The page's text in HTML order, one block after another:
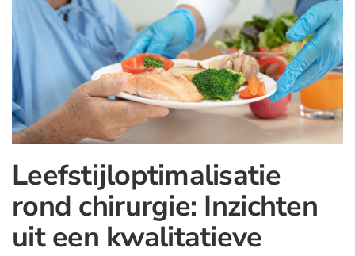
Leefstijloptimalisatie
rond chirurgie: Inzichten
uit een kwalitatieve